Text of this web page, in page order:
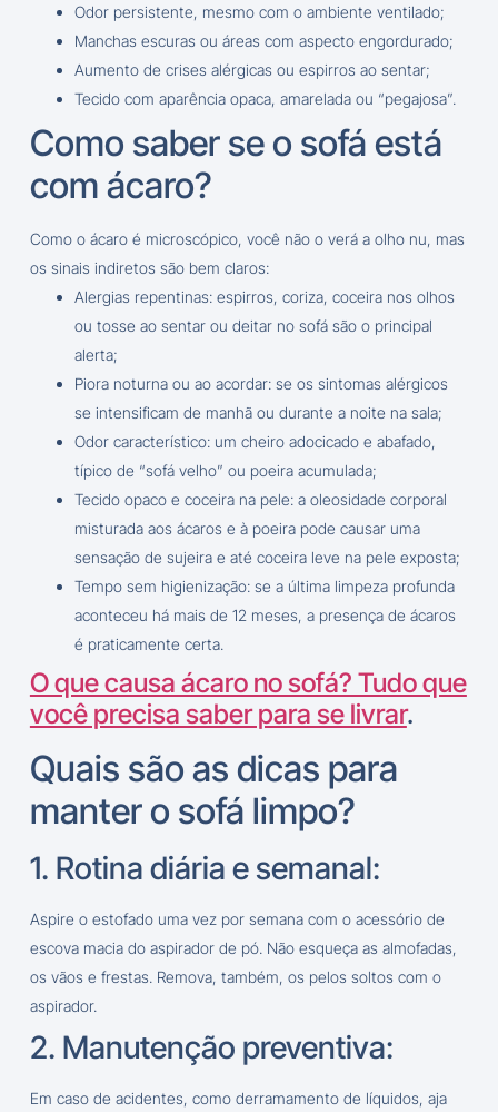
Odor persistente, mesmo com o ambiente ventilado;
Manchas escuras ou áreas com aspecto engordurado;
Aumento de crises alérgicas ou espirros ao sentar;
Tecido com aparência opaca, amarelada ou “pegajosa”.
Como saber se o sofá está
com ácaro?
Como o ácaro é microscópico, você não o verá a olho nu, mas
os sinais indiretos são bem claros:
Alergias repentinas: espirros, coriza, coceira nos olhos
ou tosse ao sentar ou deitar no sofá são o principal
alerta;
Piora noturna ou ao acordar: se os sintomas alérgicos
se intensificam de manhã ou durante a noite na sala;
Odor característico: um cheiro adocicado e abafado,
típico de “sofá velho” ou poeira acumulada;
Tecido opaco e coceira na pele: a oleosidade corporal
misturada aos ácaros e à poeira pode causar uma
sensação de sujeira e até coceira leve na pele exposta;
Tempo sem higienização: se a última limpeza profunda
aconteceu há mais de 12 meses, a presença de ácaros
é praticamente certa.
O que causa ácaro no sofá? Tudo que
você precisa saber para se livrar.
Quais são as dicas para
manter o sofá limpo?
1. Rotina diária e semanal:
Aspire o estofado uma vez por semana com o acessório de
escova macia do aspirador de pó. Não esqueça as almofadas,
os vãos e frestas. Remova, também, os pelos soltos com o
aspirador.
2. Manutenção preventiva:
Em caso de acidentes, como derramamento de líquidos, aja